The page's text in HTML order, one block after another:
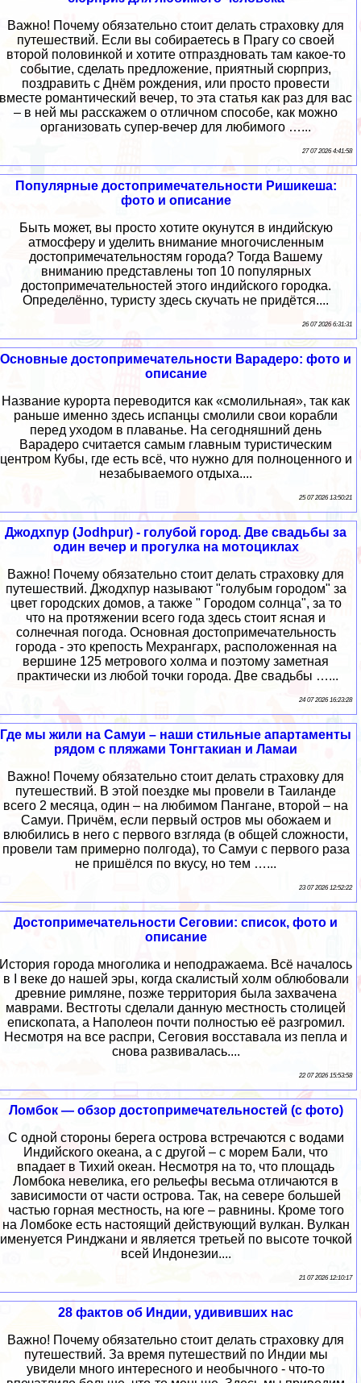
Важно! Почему обязательно стоит делать страховку для
путешествий. Если вы собираетесь в Прагу со своей
второй половинкой и хотите отпраздновать там какое-то
событие, сделать предложение, приятный сюрприз,
поздравить с Днём рождения, или просто провести
вместе романтический вечер, то эта статья как раз для вас
– в ней мы расскажем о отличном способе, как можно
организовать супер-вечер для любимого …...
27 07 2026 4:41:58
Популярные достопримечательности Ришикеша:
фото и описание
Быть может, вы просто хотите окунутся в индийскую
атмосферу и уделить внимание многочисленным
достопримечательностям города? Тогда Вашему
вниманию представлены топ 10 популярных
достопримечательностей этого индийского городка.
Определённо, туристу здесь скучать не придётся....
26 07 2026 6:31:31
Основные достопримечательности Варадеро: фото и
описание
Название курорта переводится как «смолильная», так как
раньше именно здесь испанцы смолили свои корабли
перед уходом в плаванье. На сегодняшний день
Варадеро считается самым главным туристическим
центром Кубы, где есть всё, что нужно для полноценного и
незабываемого отдыха....
25 07 2026 13:50:21
Джодхпур (Jodhpur) - голубой город. Две свадьбы за
один вечер и прогулка на мотоциклах
Важно! Почему обязательно стоит делать страховку для
путешествий. Джодхпур называют "голубым городом" за
цвет городских домов, а также " Городом солнца", за то
что на протяжении всего года здесь стоит ясная и
солнечная погода. Основная достопримечательность
города - это крепость Мехрангарх, расположенная на
вершине 125 метрового холма и поэтому заметная
практически из любой точки города. Две свадьбы …...
24 07 2026 16:23:28
Где мы жили на Самуи – наши стильные апартаменты
рядом с пляжами Тонгтакиан и Ламаи
Важно! Почему обязательно стоит делать страховку для
путешествий. В этой поездке мы провели в Таиланде
всего 2 месяца, один – на любимом Пангане, второй – на
Самуи. Причём, если первый остров мы обожаем и
влюбились в него с первого взгляда (в общей сложности,
провели там примерно полгода), то Самуи с первого раза
не пришёлся по вкусу, но тем …...
23 07 2026 12:52:22
Достопримечательности Сеговии: список, фото и
описание
История города многолика и неподражаема. Всё началось
в I веке до нашей эры, когда скалистый холм облюбовали
древние римляне, позже территория была захвачена
маврами. Вестготы сделали данную местность столицей
епископата, а Наполеон почти полностью её разгромил.
Несмотря на все распри, Сеговия восставала из пепла и
снова развивалась....
22 07 2026 15:53:58
Ломбок — обзор достопримечательностей (с фото)
С одной стороны берега острова встречаются с водами
Индийского океана, а с другой – с морем Бали, что
впадает в Тихий океан. Несмотря на то, что площадь
Ломбока невелика, его рельефы весьма отличаются в
зависимости от части острова. Так, на севере большей
частью горная местность, на юге – равнины. Кроме того
на Ломбоке есть настоящий действующий вулкан. Вулкан
именуется Ринджани и является третьей по высоте точкой
всей Индонезии....
21 07 2026 12:10:17
28 фактов об Индии, удививших нас
Важно! Почему обязательно стоит делать страховку для
путешествий. За время путешествий по Индии мы
увидели много интересного и необычного - что-то